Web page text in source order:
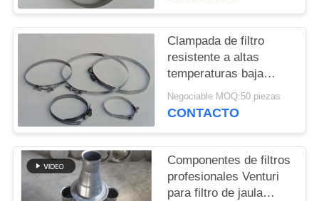
POLÍTICA
PRIVACIDAD
Clampada de filtro
resistente a altas
temperaturas baja
ductilidad larga vida útil
Negociable MOQ:50 piezas
CONTACTO
Componentes de filtros
profesionales Venturi
para filtro de jaula